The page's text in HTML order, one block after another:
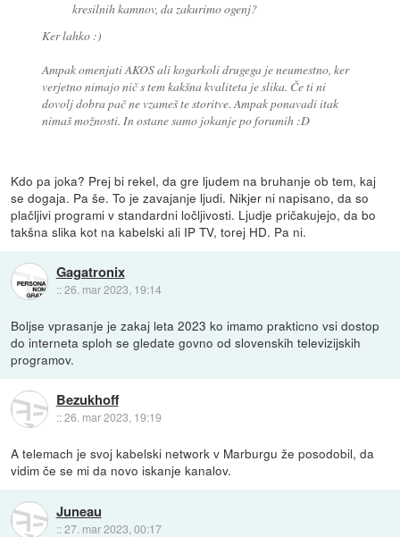
kresilnih kamnov, da zakurimo ogenj?
Ker lahko :)
Ampak omenjati AKOS ali kogarkoli drugega je neumestno, ker
verjetno nimajo nič s tem kakšna kvaliteta je slika. Če ti ni
dovolj dobra pač ne vzameš te storitve. Ampak ponavadi itak
nimaš možnosti. In ostane samo jokanje po forumih :D
Kdo pa joka? Prej bi rekel, da gre ljudem na bruhanje ob tem, kaj
se dogaja. Pa še. To je zavajanje ljudi. Nikjer ni napisano, da so
plačljivi programi v standardni ločljivosti. Ljudje pričakujejo, da bo
takšna slika kot na kabelski ali IP TV, torej HD. Pa ni.
Gagatronix
::26. mar 2023, 19:14
Boljse vprasanje je zakaj leta 2023 ko imamo prakticno vsi dostop
do interneta sploh se gledate govno od slovenskih televizijskih
programov.
Bezukhoff
::26. mar 2023, 19:19
A telemach je svoj kabelski network v Marburgu že posodobil, da
vidim če se mi da novo iskanje kanalov.
Juneau
::27. mar 2023, 00:17